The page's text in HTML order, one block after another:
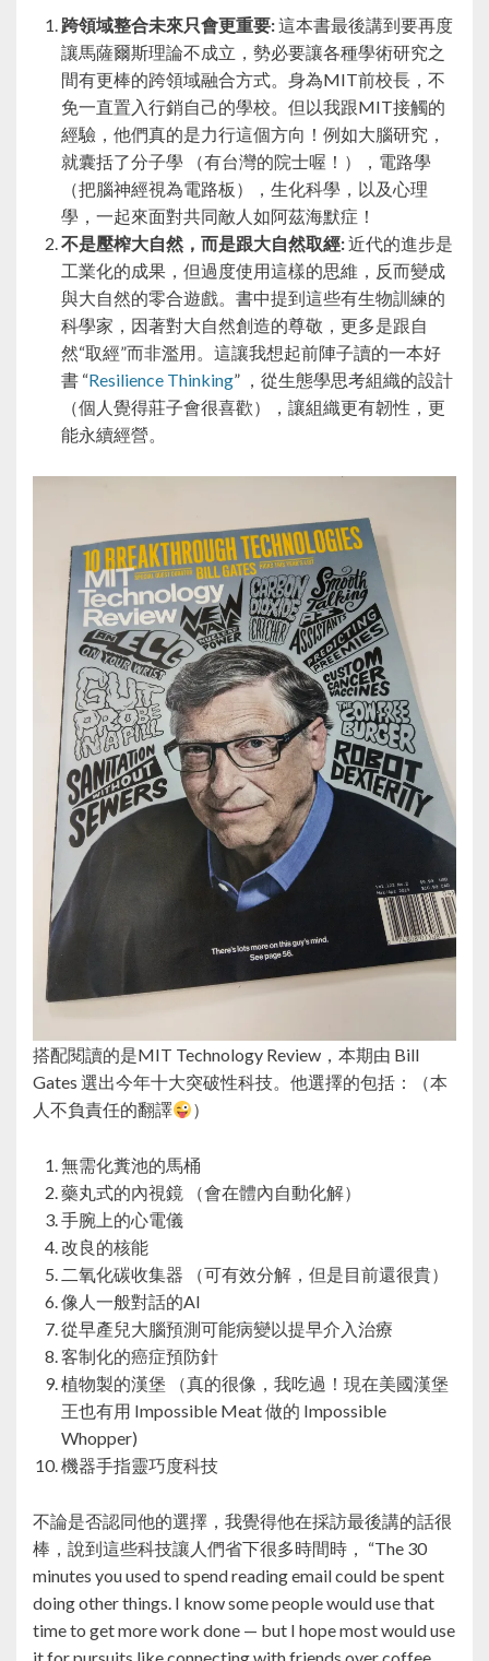
跨領域整合未來只會更重要:這本書最後講到要再度
讓馬薩爾斯理論不成立，勢必要讓各種學術研究之
間有更棒的跨領域融合方式。身為MIT前校長，不
免一直置入行銷自己的學校。但以我跟MIT接觸的
經驗，他們真的是力行這個方向！例如大腦研究，
就囊括了分子學 （有台灣的院士喔！），電路學
（把腦神經視為電路板），生化科學，以及心理
學，一起來面對共同敵人如阿茲海默症！
不是壓榨大自然，而是跟大自然取經:近代的進步是
工業化的成果，但過度使用這樣的思維，反而變成
與大自然的零合遊戲。書中提到這些有生物訓練的
科學家，因著對大自然創造的尊敬，更多是跟自
然“取經”而非濫用。這讓我想起前陣子讀的一本好
書 “Resilience Thinking” ，從生態學思考組織的設計
（個人覺得莊子會很喜歡），讓組織更有韌性，更
能永續經營。
搭配閱讀的是MIT Technology Review，本期由 Bill
Gates 選出今年十大突破性科技。他選擇的包括：（本
人不負責任的翻譯
）
無需化糞池的馬桶
藥丸式的內視鏡 （會在體內自動化解）
手腕上的心電儀
改良的核能
二氧化碳收集器 （可有效分解，但是目前還很貴）
像人一般對話的AI
從早產兒大腦預測可能病變以提早介入治療
客制化的癌症預防針
植物製的漢堡 （真的很像，我吃過！現在美國漢堡
王也有用 Impossible Meat 做的 Impossible
Whopper)
機器手指靈巧度科技
不論是否認同他的選擇，我覺得他在採訪最後講的話很
棒，說到這些科技讓人們省下很多時間時， “The 30
minutes you used to spend reading email could be spent
doing other things. I know some people would use that
time to get more work done — but I hope most would use